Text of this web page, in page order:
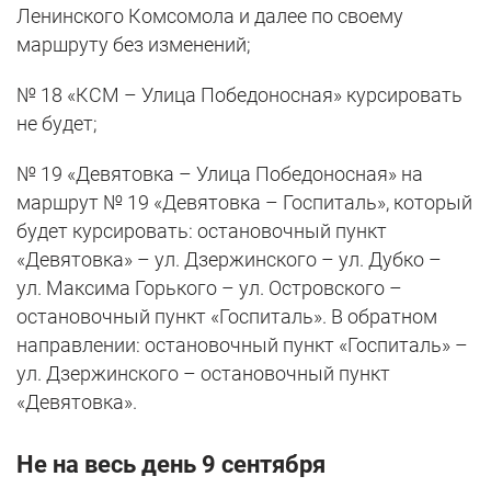
Ленинского Комсомола и далее по своему
маршруту без изменений;
№ 18 «КСМ – Улица Победоносная» курсировать
не будет;
№ 19 «Девятовка – Улица Победоносная» на
маршрут № 19 «Девятовка – Госпиталь», который
будет курсировать: остановочный пункт
«Девятовка» – ул. Дзержинского – ул. Дубко –
ул. Максима Горького – ул. Островского –
остановочный пункт «Госпиталь». В обратном
направлении: остановочный пункт «Госпиталь» –
ул. Дзержинского – остановочный пункт
«Девятовка».
Не на весь день 9 сентября